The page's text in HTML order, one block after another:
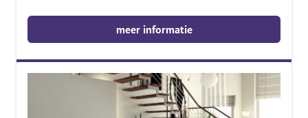
meer informatie